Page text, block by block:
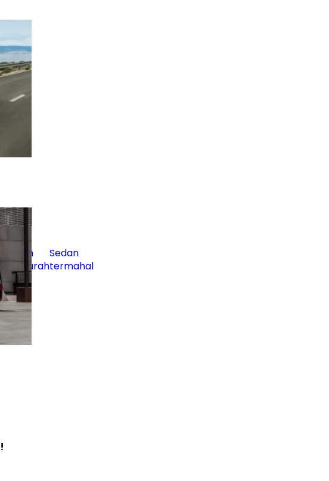
Sedan
termurah
Sedan
termahal